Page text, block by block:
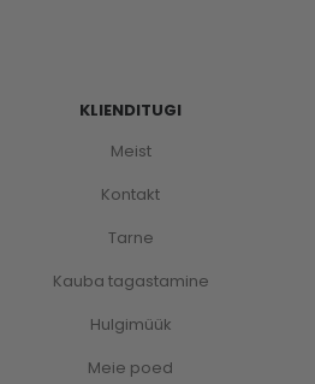
KLIENDITUGI
Meist
Kontakt
Tarne
Kauba tagastamine
Hulgimüük
Meie poed